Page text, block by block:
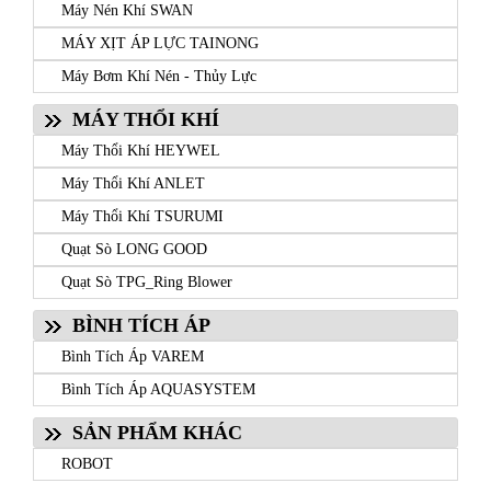
Máy Nén Khí SWAN
MÁY XỊT ÁP LỰC TAINONG
Máy Bơm Khí Nén - Thủy Lực
MÁY THỔI KHÍ
Máy Thổi Khí HEYWEL
Máy Thổi Khí ANLET
Máy Thổi Khí TSURUMI
Quạt Sò LONG GOOD
Quạt Sò TPG_Ring Blower
BÌNH TÍCH ÁP
Bình Tích Áp VAREM
Bình Tích Áp AQUASYSTEM
SẢN PHẨM KHÁC
ROBOT